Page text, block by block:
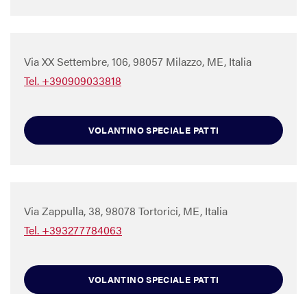
Via XX Settembre, 106, 98057 Milazzo, ME, Italia
Tel. +390909033818
VOLANTINO SPECIALE PATTI
Via Zappulla, 38, 98078 Tortorici, ME, Italia
Tel. +393277784063
VOLANTINO SPECIALE PATTI